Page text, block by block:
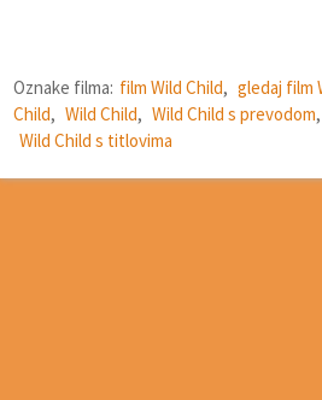
Oznake filma: film Wild Child, gledaj film
Child, Wild Child, Wild Child s prevodom,
Wild Child s titlovima